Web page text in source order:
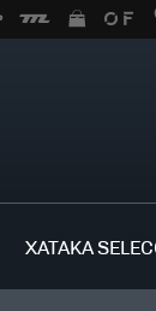
XATAKA